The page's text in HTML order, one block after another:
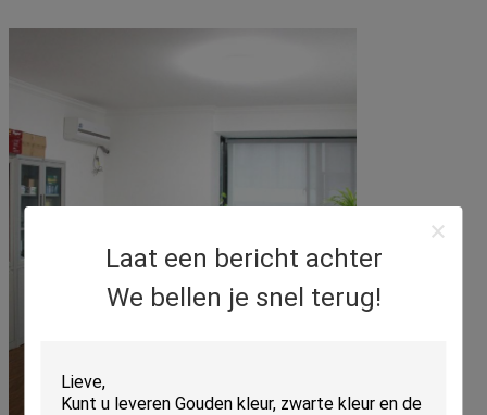
Laat een bericht achter
We bellen je snel terug!